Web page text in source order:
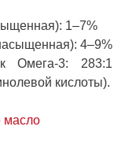
1–7%
4–9%
Омега-3: 283:1
кислоты).
масло